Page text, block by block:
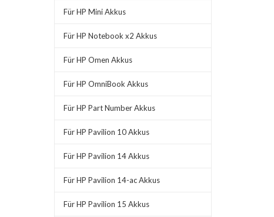
Für HP Mini Akkus
Für HP Notebook x2 Akkus
Für HP Omen Akkus
Für HP OmniBook Akkus
Für HP Part Number Akkus
Für HP Pavilion 10 Akkus
Für HP Pavilion 14 Akkus
Für HP Pavilion 14-ac Akkus
Für HP Pavilion 15 Akkus